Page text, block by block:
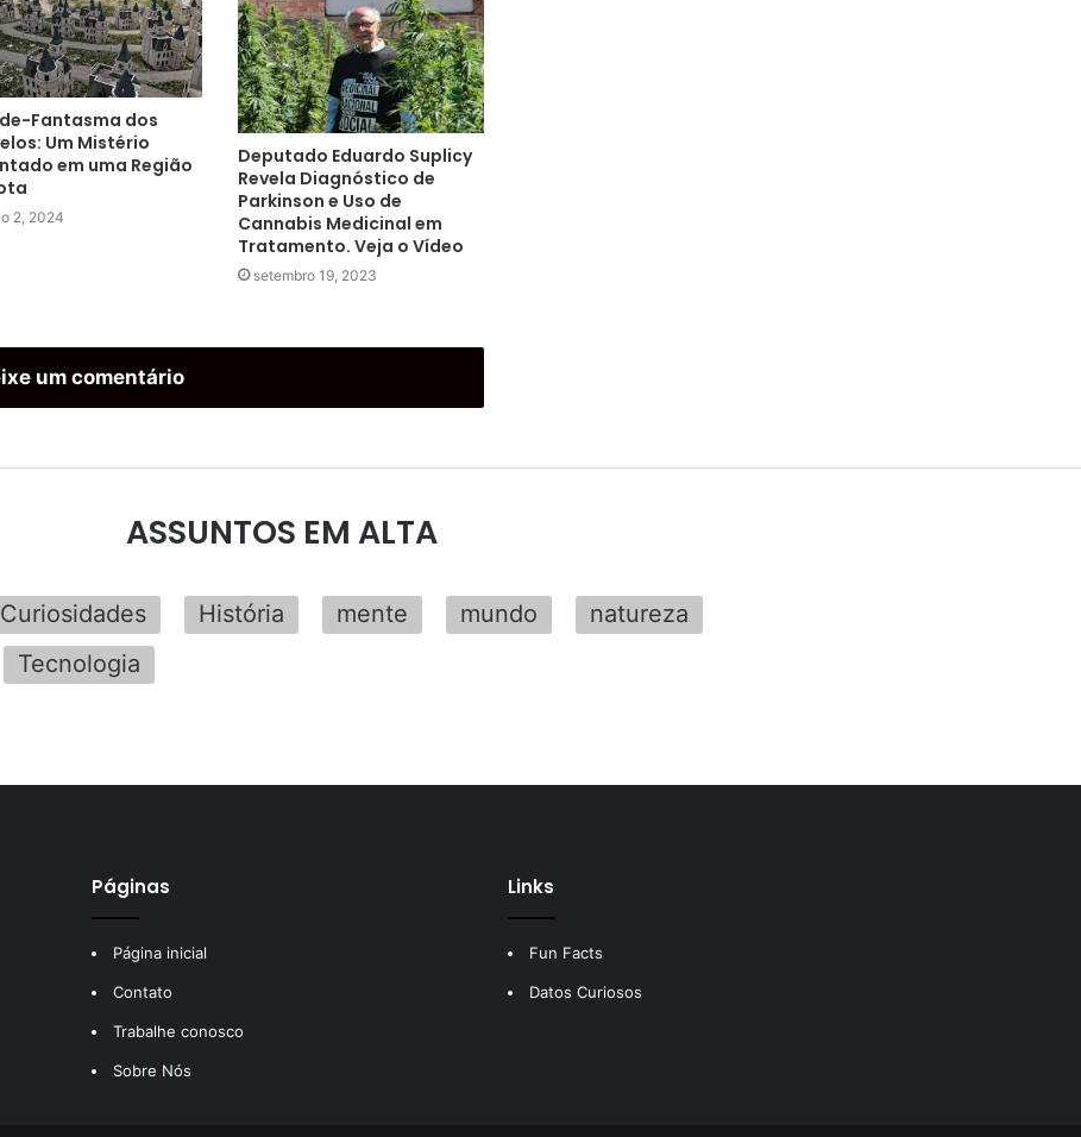
Fantasma dos
Um Mistério
em uma Região
2, 2024
Deputado Eduardo Suplicy
Revela Diagnóstico de
Parkinson e Uso de
Cannabis Medicinal em
Tratamento. Veja o Vídeo
setembro 19, 2023
um comentário
ASSUNTOS EM ALTA
Curiosidades História mente mundo
natureza
Tecnologia
Páginas
Página inicial
Contato
Trabalhe conosco
Sobre Nós
Links
Fun Facts
Datos Curiosos